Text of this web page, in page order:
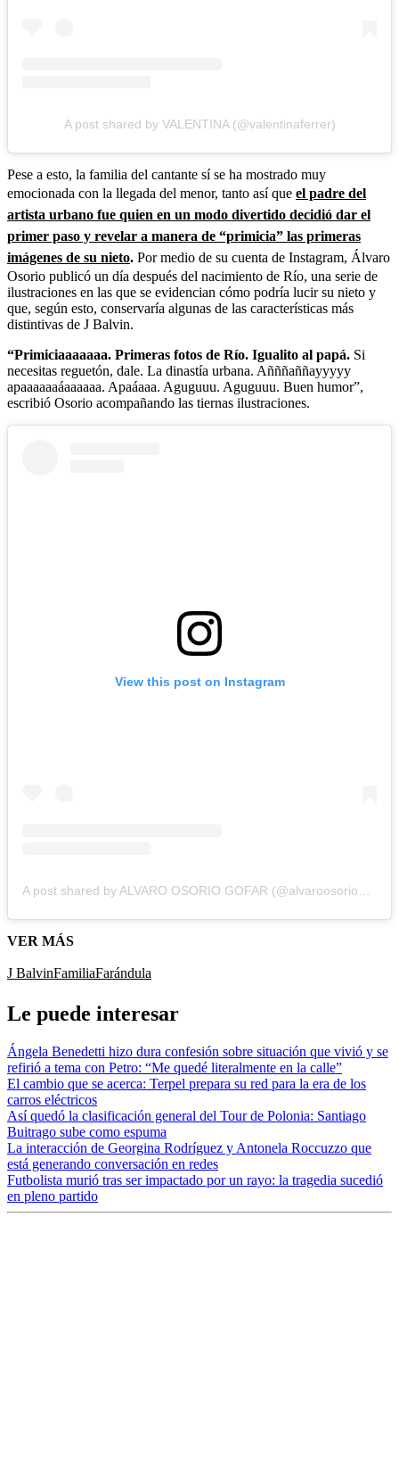
A post shared by VALENTINA (@valentinaferrer)
Pese a esto, la familia del cantante sí se ha mostrado muy
emocionada con la llegada del menor, tanto así que el padre del
artista urbano fue quien en un modo divertido decidió dar el
primer paso y revelar a manera de “primicia” las primeras
imágenes de su nieto. Por medio de su cuenta de Instagram, Álvaro
Osorio publicó un día después del nacimiento de Río, una serie de
ilustraciones en las que se evidencian cómo podría lucir su nieto y
que, según esto, conservaría algunas de las características más
distintivas de J Balvin.
“Primiciaaaaaaa. Primeras fotos de Río. Igualito al papá. Si
necesitas reguetón, dale. La dinastía urbana. Añññaññayyyyy
apaaaaaaáaaaaaa. Apaáaaa. Aguguuu. Aguguuu. Buen humor”,
escribió Osorio acompañando las tiernas ilustraciones.
View this post on Instagram
VER MÁS
J BalvinFamiliaFarándula
Le puede interesar
Ángela Benedetti hizo dura confesión sobre situación que vivió y se
refirió a tema con Petro: “Me quedé literalmente en la calle”
El cambio que se acerca: Terpel prepara su red para la era de los
carros eléctricos
Así quedó la clasificación general del Tour de Polonia: Santiago
Buitrago sube como espuma
La interacción de Georgina Rodríguez y Antonela Roccuzzo que
está generando conversación en redes
Futbolista murió tras ser impactado por un rayo: la tragedia sucedió
en pleno partido